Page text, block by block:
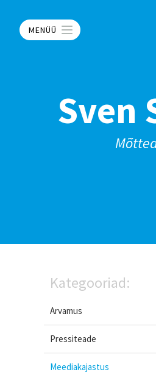
MENÜÜ
Sven
Kategooriad:
Arvamus
Pressiteade
Meediakajastus